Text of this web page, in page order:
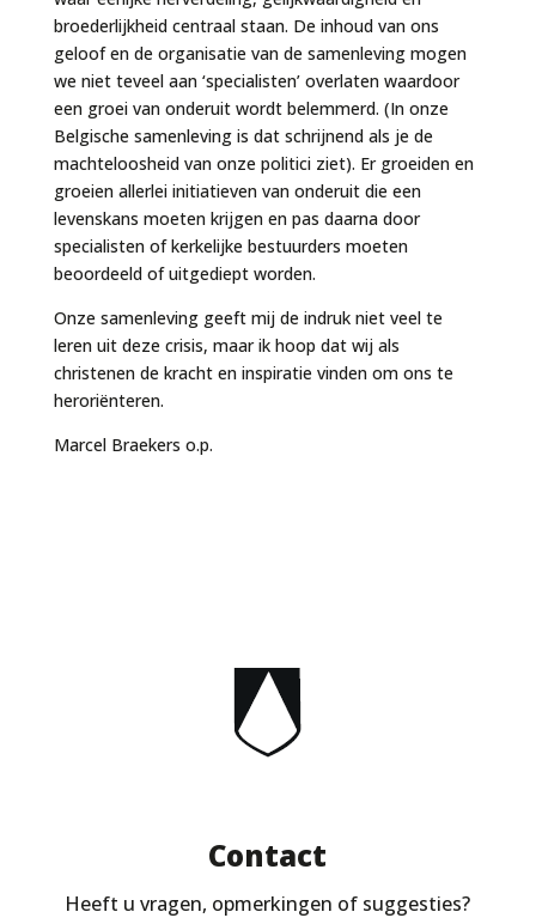
broederlijkheid centraal staan. De inhoud van ons
geloof en de organisatie van de samenleving mogen
we niet teveel aan ‘specialisten’ overlaten waardoor
een groei van onderuit wordt belemmerd. (In onze
Belgische samenleving is dat schrijnend als je de
machteloosheid van onze politici ziet). Er groeiden en
groeien allerlei initiatieven van onderuit die een
levenskans moeten krijgen en pas daarna door
specialisten of kerkelijke bestuurders moeten
beoordeeld of uitgediept worden.
Onze samenleving geeft mij de indruk niet veel te
leren uit deze crisis, maar ik hoop dat wij als
christenen de kracht en inspiratie vinden om ons te
heroriënteren.
Marcel Braekers o.p.
Contact
Heeft u vragen, opmerkingen of suggesties?